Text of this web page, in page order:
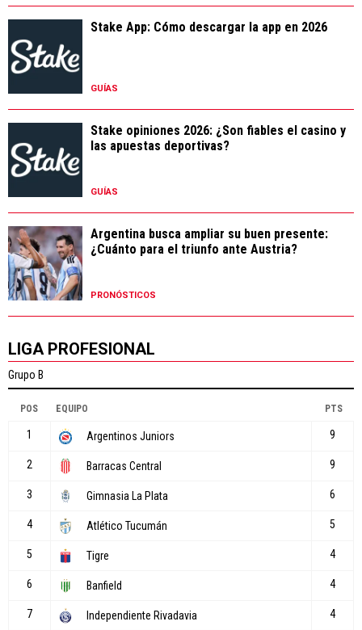
Stake App: Cómo descargar la app en 2026
GUÍAS
Stake opiniones 2026: ¿Son fiables el casino y
las apuestas deportivas?
GUÍAS
Argentina busca ampliar su buen presente:
¿Cuánto para el triunfo ante Austria?
PRONÓSTICOS
LIGA PROFESIONAL